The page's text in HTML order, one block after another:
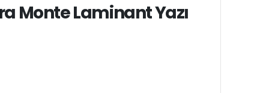
Monte Laminant Yazı